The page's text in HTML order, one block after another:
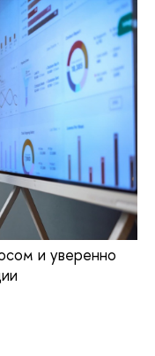
и уверенно